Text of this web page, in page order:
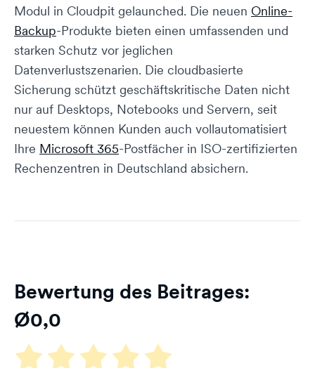
Modul in Cloudpit gelaunched. Die neuen Online-
Backup-Produkte bieten einen umfassenden und
starken Schutz vor jeglichen
Datenverlustszenarien. Die cloudbasierte
Sicherung schützt geschäftskritische Daten nicht
nur auf Desktops, Notebooks und Servern, seit
neuestem können Kunden auch vollautomatisiert
Ihre Microsoft 365-Postfächer in ISO-zertifizierten
Rechenzentren in Deutschland absichern.
Bewertung des Beitrages:
Ø0,0